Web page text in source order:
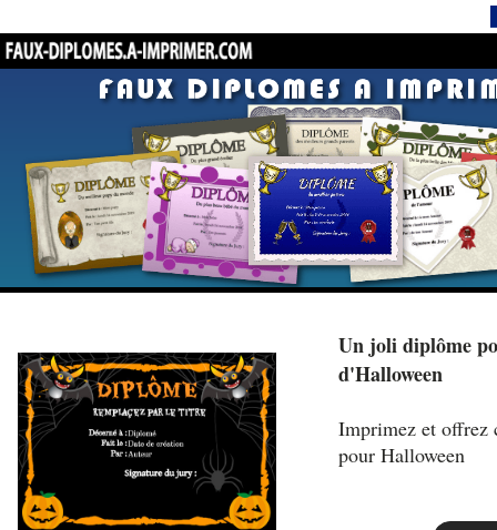
Un joli diplôme
d'Halloween
Imprimez et offrez
pour Halloween